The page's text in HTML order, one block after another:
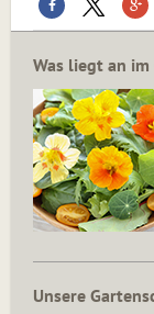
Was liegt an im
Unsere